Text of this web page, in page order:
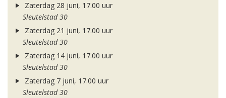
Zaterdag 28 juni, 17.00 uur
Sleutelstad 30
Zaterdag 21 juni, 17.00 uur
Sleutelstad 30
Zaterdag 14 juni, 17.00 uur
Sleutelstad 30
Zaterdag 7 juni, 17.00 uur
Sleutelstad 30